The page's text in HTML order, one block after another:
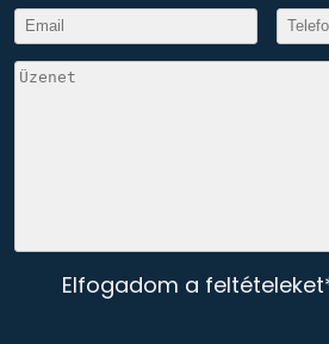
Elfogadom a